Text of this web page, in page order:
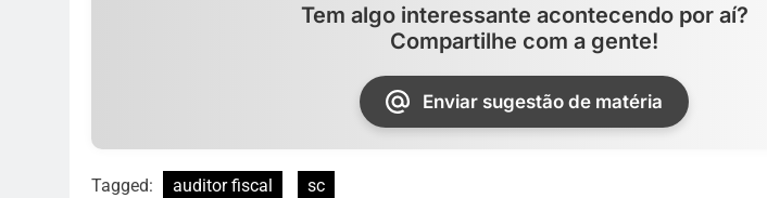
Tem algo interessante acontecendo por aí?
Compartilhe com a gente!
Enviar sugestão de matéria
Tagged: auditor fiscal sc